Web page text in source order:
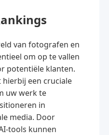
van fotografen en
om op te vallen
potentiële klanten.
een cruciale
uw werk te
in
media. Door
tools kunnen